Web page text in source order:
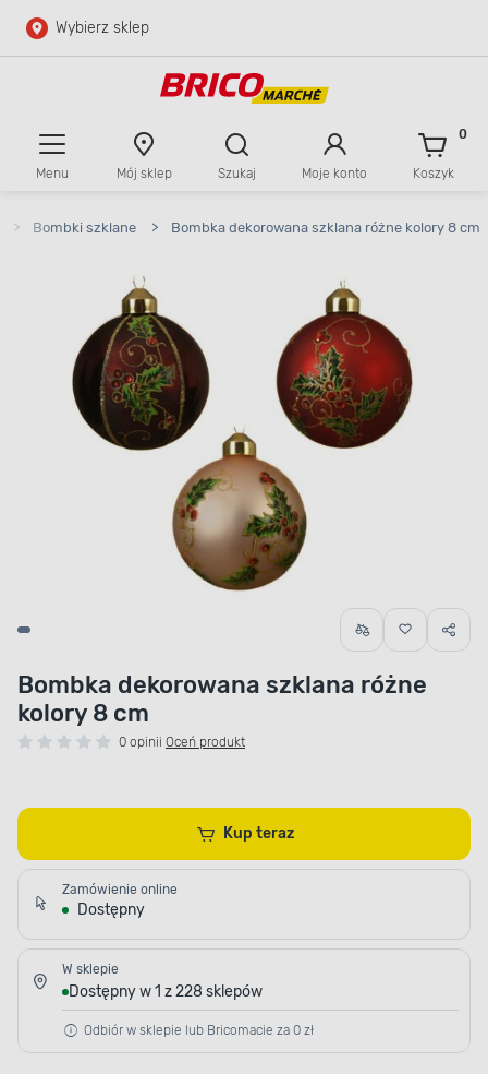
Przejdź do głównej zawartości
Wybierz sklep
Menu Mój sklep Szukaj Moje konto Koszyk
0
> Bombki szklane > Bombka dekorowana szklana różne kolory 8 cm
Bombka dekorowana szklana różne
kolory 8 cm
0 opinii Oceń produkt
Kup teraz
Zamówienie online
Dostępny
W sklepie
Dostępny w 1 z 228 sklepów
Odbiór w sklepie lub Bricomacie za 0 zł